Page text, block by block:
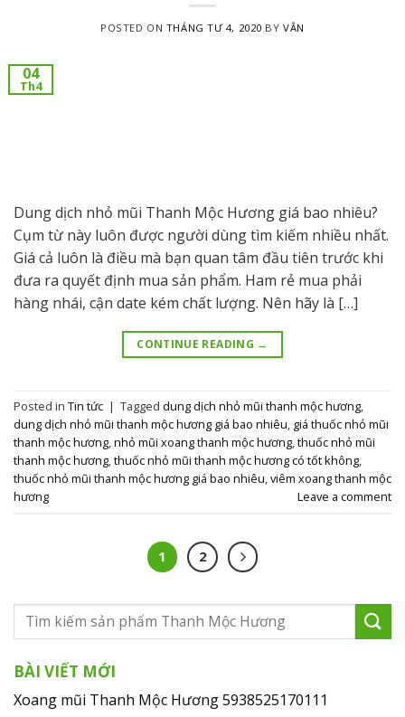
POSTED ON THÁNG TƯ 4, 2020 BYVÂN
04
Th4
Dung dịch nhỏ mũi Thanh Mộc Hương giá bao nhiêu?
Cụm từ này luôn được người dùng tìm kiếm nhiều nhất.
Giá cả luôn là điều mà bạn quan tâm đầu tiên trước khi
đưa ra quyết định mua sản phẩm. Ham rẻ mua phải
hàng nhái, cận date kém chất lượng. Nên hãy là […]
CONTINUE READING →
Posted in Tin tức | Tagged dung dịch nhỏ mũi thanh mộc hương,
dung dịch nhỏ mũi thanh mộc hương giá bao nhiêu, giá thuốc nhỏ mũi
thanh mộc hương,nhỏ mũi xoang thanh mộc hương,thuốc nhỏ mũi
thanh mộc hương,thuốc nhỏ mũi thanh mộc hương có tốt không,
thuốc nhỏ mũi thanh mộc hương giá bao nhiêu,viêm xoang thanh mộc
hương
Leave a comment
1 2
BÀI VIẾT MỚI
Xoang mũi Thanh Mộc Hương 5938525170111